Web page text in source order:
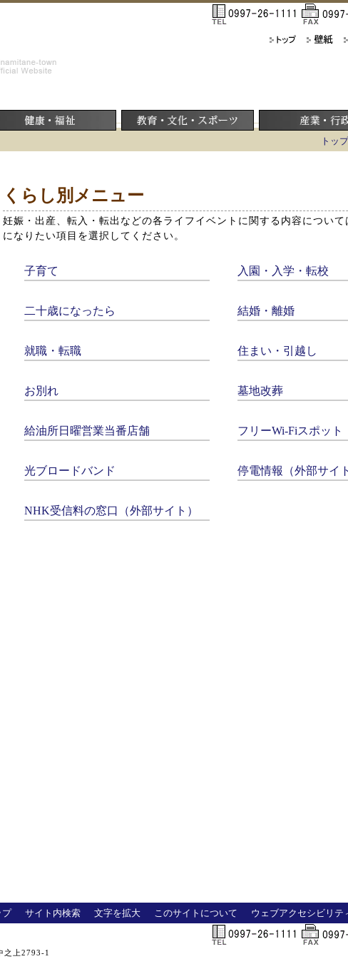
トッ
くらし別メニュー
妊娠・出産、転入・転出などの各ライフイベントに関する内容につい
になりたい項目を選択してください。
子育て 入園・入学・転校
二十歳になったら 結婚・離婚
就職・転職 住まい・引越し
お別れ 墓地改葬
給油所日曜営業当番店舗 フリーWi-Fiスポット
光ブロードバンド 停電情報（外部サイ
NHK受信料の窓口（外部サイト）
プ サイト内検索 文字を拡大 このサイトについて ウェブアクセシビリテ
之上2793-1